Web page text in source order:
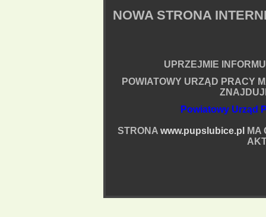
NOWA STRONA
UPRZEJMIE
POWIATOWY URZĄD PRACY
Powiatowy Urząd
STRONA www.pupslubice.pl
MA